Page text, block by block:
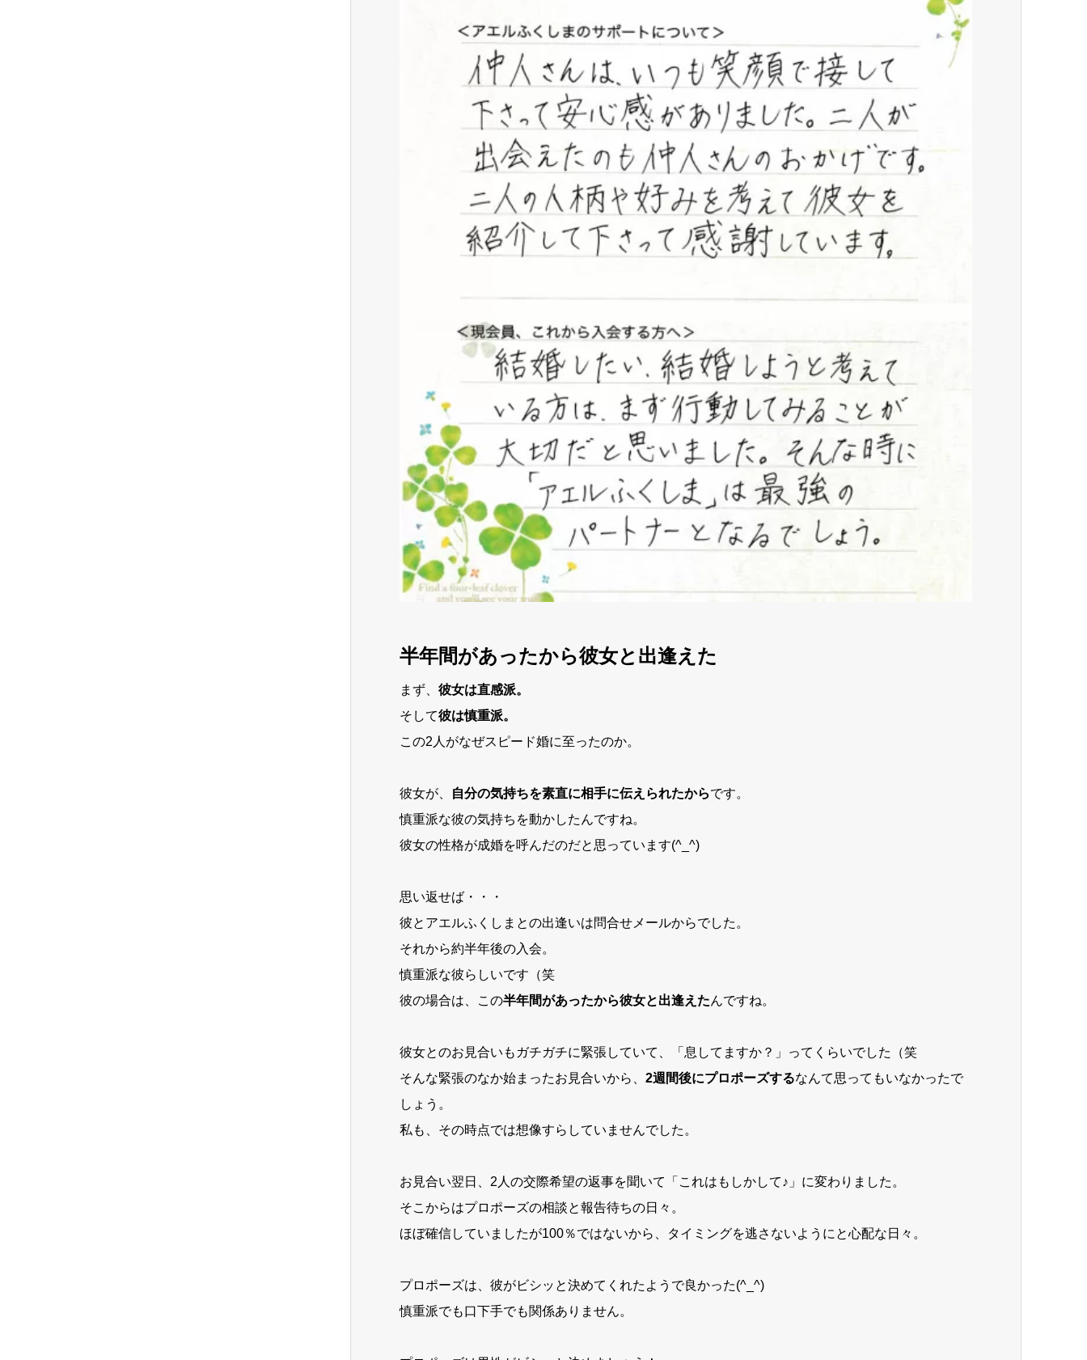
半年間があったから彼女と出逢えた
まず、 彼女は直感派。
そして彼は慎重派。
この2人がなぜスピード婚に至ったのか。
彼女が、 自分の気持ちを素直に相手に伝えられたからです。
慎重派な彼の気持ちを動かしたんですね。
彼女の性格が成婚を呼んだのだと思っています(^_^)
思い返せば・・・
彼とアエルふくしまとの出逢いは問合せメールからでした。
それから約半年後の入会。
慎重派な彼らしいです（笑
彼の場合は、この半年間があったから彼女と出逢えたんですね。
彼女とのお見合いもガチガチに緊張していて、「息してますか？」ってくらいでした（笑
そんな緊張のなか始まったお見合いから、 2週間後にプロポーズするなんて思ってもいなかったで
しょう。
私も、その時点では想像すらしていませんでした。
お見合い翌日、2人の交際希望の返事を聞いて「これはもしかして♪」に変わりました。
そこからはプロポーズの相談と報告待ちの日々。
ほぼ確信していましたが100％ではないから、タイミングを逃さないようにと心配な日々。
プロポーズは、彼がビシッと決めてくれたようで良かった(^_^)
慎重派でも口下手でも関係ありません。